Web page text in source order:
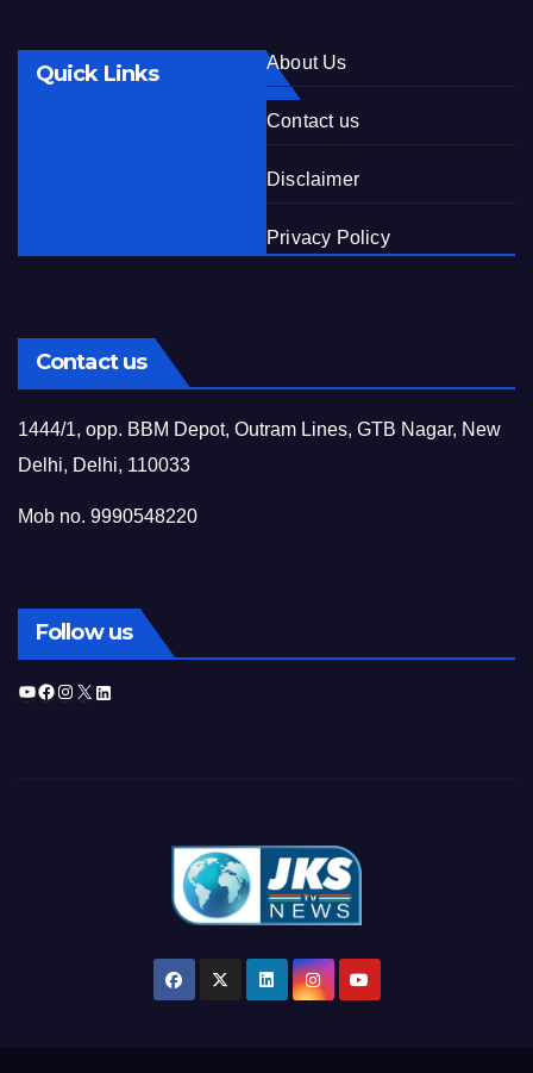
Quick Links About Us
Contact us
Disclaimer
Privacy Policy
Contact us
1444/1, opp. BBM Depot, Outram Lines, GTB Nagar, New
Delhi, Delhi, 110033
Mob no. 9990548220
Follow us
YouTube
Facebook
Instagram
X LinkedIn